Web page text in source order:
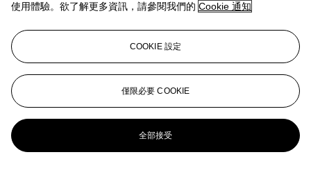
使用體驗。欲了解更多資訊，請參閱我們的 Cookie 通知
COOKIE 設定
僅限必要 COOKIE
全部接受